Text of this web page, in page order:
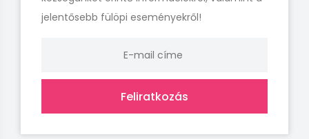
jelentősebb fülöpi eseményekről!
Feliratkozás